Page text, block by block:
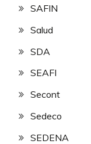
SAFIN
Salud
SDA
SEAFI
Secont
Sedeco
SEDENA